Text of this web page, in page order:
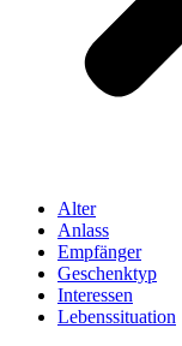
Alter
Anlass
Empfänger
Geschenktyp
Interessen
Lebenssituation